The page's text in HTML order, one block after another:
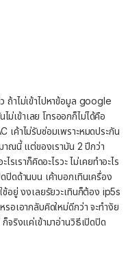
ถ้าไม่เข้าไปหาข้อมูล google
เข้าเลย โทรออกก็ไม่ได้คือ
เค้าไม่รับซ่อมเพราะหมดประกัน
าณนี้ แต่ของเรามัน 2 ปีกว่า
เราก็คิดอะไรวะ ไม่เคยทำอะไร
ปิดด้านบน เค้าบอกเทินเครื่อง
อยู่ งงเลยรัยวะเทินก็ต้อง ip5s
อเอากลับคิดใหม่ดีกว่า จะทำงัย
จริงแค่เข้ามาอ่านวิธีเปิดปิด